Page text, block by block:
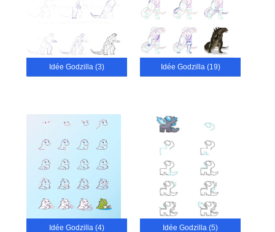
Idée Godzilla (3) Idée Godzilla (19)
Idée Godzilla (4) Idée Godzilla (5)